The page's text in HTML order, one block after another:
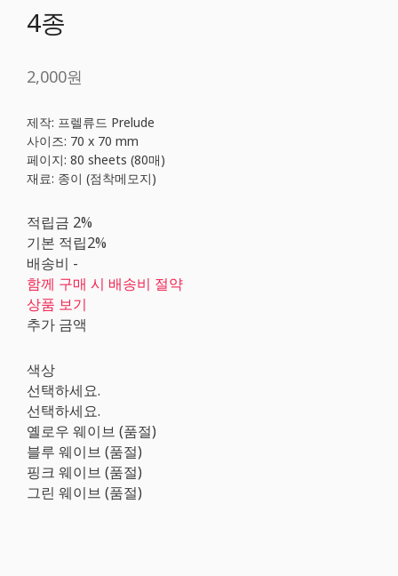
4종
2,000원
제작: 프렐류드 Prelude
사이즈: 70 x 70 mm
페이지: 80 sheets (80매)
재료: 종이 (점착메모지)
적립금 2%
기본 적립2%
배송비 -
함께 구매 시 배송비 절약
상품 보기
추가 금액
색상
선택하세요.
선택하세요.
옐로우 웨이브 (품절)
블루 웨이브 (품절)
핑크 웨이브 (품절)
그린 웨이브 (품절)